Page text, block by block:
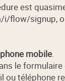
est
flow/signup,
mobile.
le
ou téléphone